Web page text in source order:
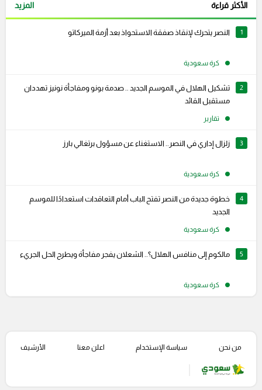
الأكثر قراءة المزيد
1 النصر يتحرك لإنقاذ صفقة الاستحواذ بعد أزمة الميركاتو
كرة سعودية
2
تشكيل الهلال في الموسم الجديد .. صدمة بونو ومفاجأة نونيز تهددان
مستقبل القائد
تقارير
3 زلزال إداري في النصر.. الاستغناء عن مسؤول برتغالي بارز
كرة سعودية
4
خطوة جديدة من النصر تفتح الباب أمام التعاقدات استعدادًا للموسم
الجديد
كرة سعودية
5 مالكوم إلى منافس الهلال؟.. الشعلان يفجر مفاجأة ويطرح الحل الجريء
كرة سعودية
من نحن سياسة الإستخدام اعلن معنا الأرشيف